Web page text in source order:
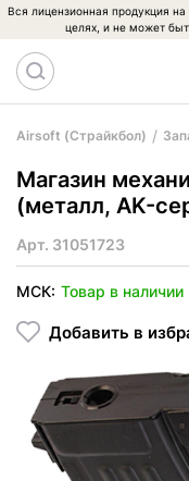
Вся лицензионная продукция
целях, и не может
Airsoft (Страйкбол)
Магазин
(металл, AK-
Арт. 31051723
МСК: Товар в наличии
Добавить в